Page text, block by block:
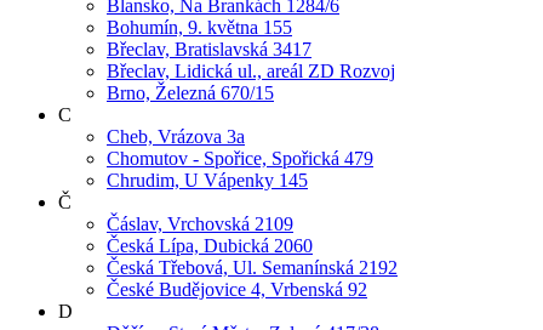
Blansko, Na Brankách 1284/6
Bohumín, 9. května 155
Břeclav, Bratislavská 3417
Břeclav, Lidická ul., areál ZD Rozvoj
Brno, Železná 670/15
C
Cheb, Vrázova 3a
Chomutov - Spořice, Spořická 479
Chrudim, U Vápenky 145
Č
Čáslav, Vrchovská 2109
Česká Lípa, Dubická 2060
Česká Třebová, Ul. Semanínská 2192
České Budějovice 4, Vrbenská 92
D